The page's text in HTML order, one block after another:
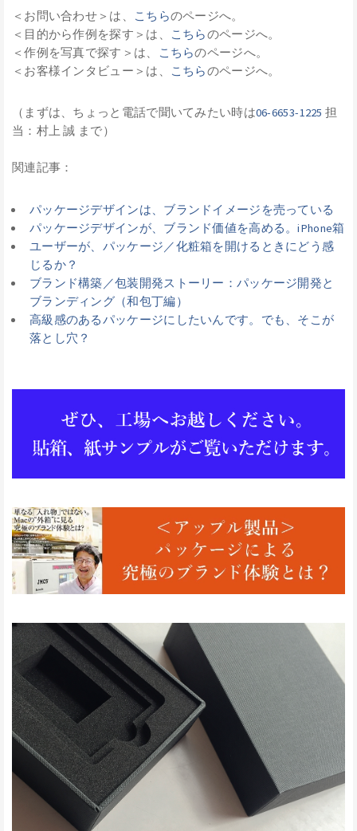
＜お問い合わせ＞は、 こちらのページへ。
＜目的から作例を探す＞は、
こちらのページへ。
＜作例を写真で探す＞は、
こちらのページへ。
＜お客様インタビュー＞は、
こちらのページへ。
（まずは、ちょっと電話で聞いてみたい時は06-6653-1225 担
当：村上 誠 まで）
関連記事：
パッケージデザインは、ブランドイメージを売っている
パッケージデザインが、ブランド価値を高める。iPhone箱
ユーザーが、パッケージ／化粧箱を開けるときにどう感
じるか？
ブランド構築／包装開発ストーリー：パッケージ開発と
ブランディング（和包丁編）
高級感のあるパッケージにしたいんです。でも、そこが
落とし穴？